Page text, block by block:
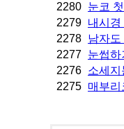
2280 눈코
2279 내시경
2278 남자도
2277 눈썹
2276 소세지
2275 매부리